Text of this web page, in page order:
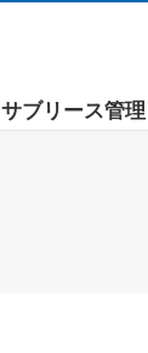
サブリース管理